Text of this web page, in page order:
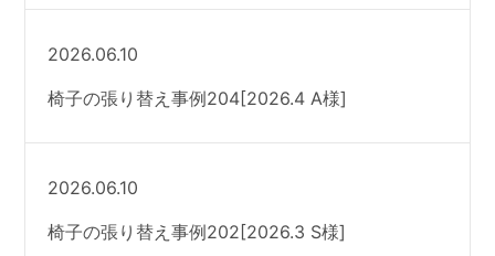
2026.06.10
椅子の張り替え事例204[2026.4 A様]
2026.06.10
椅子の張り替え事例202[2026.3 S様]